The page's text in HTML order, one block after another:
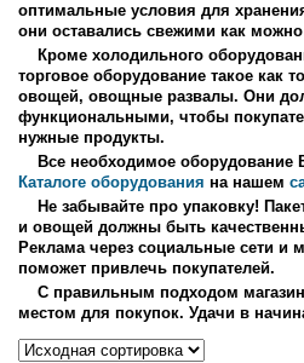
оптимальные условия для
они оставались свежими как
Кроме холодильного
торговое оборудование такое как
овощей, овощные развалы. Они
функциональными, чтобы
нужные продукты.
Все необходимое оборудование
Каталоге оборудования на нашем
Не забывайте про упаковку!
и овощей должны быть
Реклама через социальные сети и
поможет привлечь покупателей.
С правильным подходом
местом для покупок. Удачи в